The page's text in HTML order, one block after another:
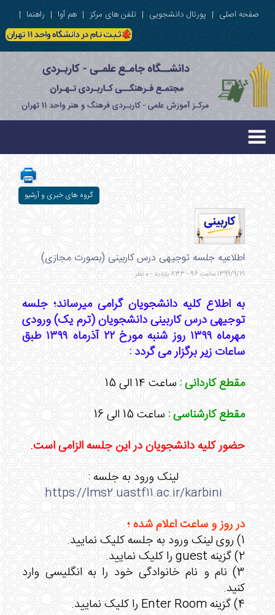
صفحه اصلی | پورتال دانشجویی | تلفن های مرکز | هم آوا | راهنما |
گروه های خبری و آرشیو
اطلاعیه جلسه توجیهی درس کاربینی (بصورت مجازی)
1399/9/21 ساعت 9:6 - 833 بازدید - 0 نظر
به اطلاع کلیه دانشجویان گرامی میرساند؛ جلسه
توجیهی درس کاربینی دانشجویان (ترم یک) ورودی
مهرماه ۱۳۹۹ روز شنبه مورخ ۲۲ آذرماه ۱۳۹۹ طبق
ساعات زیر برگزار می گردد :
مقطع کاردانی :ساعت 14 الی 15
مقطع کارشناسی :ساعت 15 الی 16
حضور کلیه دانشجویان در این جلسه الزامی است.
لینک ورود به جلسه :
https://lms2.uastf11.ac.ir/karbini
در روز و ساعت اعلام شده ؛
1) روی لینک ورود به جلسه کلیک نمایید.
2) گزینه guest را کلیک نمایید.
3) نام و نام خانوادگی خود را به انگلیسی وارد
کنید.
4) گزینه Enter Room را کلیک نمایید.